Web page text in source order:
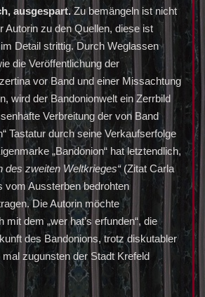
ausgespart.Zu bemängeln ist nicht
Autorin zu den Quellen, diese ist
Detail strittig. Durch Weglassen
die Veröffentlichung der
vor Band und einer Missachtung
wird der Bandonionwelt ein Zerrbild
Verbreitung der von Band
Tastatur durch seine Verkaufserfolge
„Bandonion“ hat letztendlich,
des zweiten Weltkrieges“(Zitat Carla
vom Aussterben bedrohten
Die Autorin möchte
dem „wer hat’s erfunden“, die
des Bandonions, trotz diskutabler
mal zugunsten der Stadt Krefeld